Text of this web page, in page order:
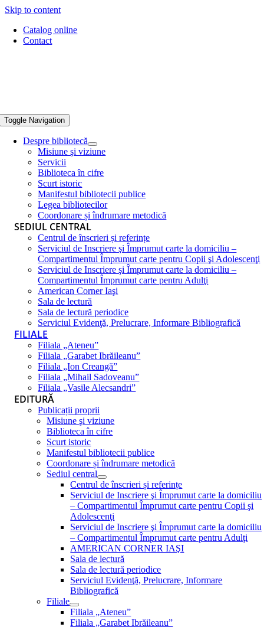
Skip to content
Catalog online
Contact
Toggle Navigation
Despre bibliotecă
Misiune şi viziune
Servicii
Biblioteca în cifre
Scurt istoric
Manifestul bibliotecii publice
Legea bibliotecilor
Coordonare și îndrumare metodică
SEDIUL CENTRAL
Centrul de înscrieri și referințe
Serviciul de Inscriere şi Împrumut carte la domiciliu –
Compartimentul Împrumut carte pentru Copii şi Adolescenţi
Serviciul de Inscriere şi Împrumut carte la domiciliu –
Compartimentul Împrumut carte pentru Adulţi
American Corner Iaşi
Sala de lectură
Sala de lectură periodice
Serviciul Evidenţă, Prelucrare, Informare Bibliografică
FILIALE
Filiala „Ateneu”
Filiala „Garabet Ibrăileanu”
Filiala „Ion Creangă”
Filiala „Mihail Sadoveanu”
Filiala „Vasile Alecsandri”
EDITURĂ
Publicații proprii
Misiune şi viziune
Biblioteca în cifre
Scurt istoric
Manifestul bibliotecii publice
Coordonare și îndrumare metodică
Sediul central
Centrul de înscrieri și referințe
Serviciul de Inscriere şi Împrumut carte la domiciliu
– Compartimentul Împrumut carte pentru Copii şi
Adolescenţi
Serviciul de Inscriere şi Împrumut carte la domiciliu
– Compartimentul Împrumut carte pentru Adulţi
AMERICAN CORNER IAŞI
Sala de lectură
Sala de lectură periodice
Serviciul Evidenţă, Prelucrare, Informare
Bibliografică
Filiale
Filiala „Ateneu”
Filiala „Garabet Ibrăileanu”